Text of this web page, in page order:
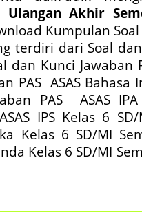
Ulangan Akhir
Kumpulan
terdiri dari Soal
dan Kunci Jawaban
PAS ASASBahasa
PAS ASASIPA
IPS Kelas 6
Kelas 6 SD/MI
Kelas 6 SD/MI